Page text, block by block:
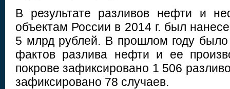
В результате разливов нефти и
объектам России в 2014 г. был
5 млрд рублей. В прошлом году
фактов разлива нефти и ее
покрове зафиксировано 1 506
зафиксировано 78 случаев.